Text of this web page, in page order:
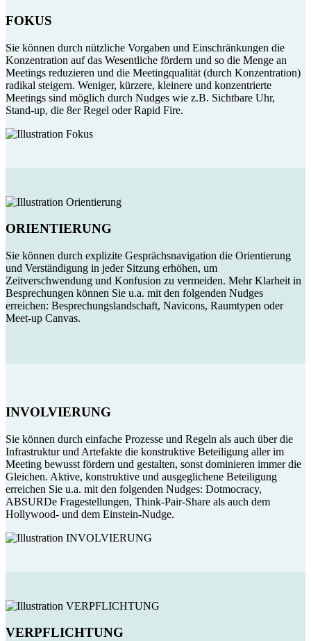
FOKUS
Sie können durch nützliche Vorgaben und Einschränkungen die
Konzentration auf das Wesentliche fördern und so die Menge an
Meetings reduzieren und die Meetingqualität (durch Konzentration)
radikal steigern. Weniger, kürzere, kleinere und konzentrierte
Meetings sind möglich durch Nudges wie z.B. Sichtbare Uhr,
Stand-up, die 8er Regel oder Rapid Fire.
ORIENTIERUNG
Sie können durch explizite Gesprächsnavigation die Orientierung
und Verständigung in jeder Sitzung erhöhen, um
Zeitverschwendung und Konfusion zu vermeiden. Mehr Klarheit in
Besprechungen können Sie u.a. mit den folgenden Nudges
erreichen: Besprechungslandschaft, Navicons, Raumtypen oder
Meet-up Canvas.
INVOLVIERUNG
Sie können durch einfache Prozesse und Regeln als auch über die
Infrastruktur und Artefakte die konstruktive Beteiligung aller im
Meeting bewusst fördern und gestalten, sonst dominieren immer die
Gleichen. Aktive, konstruktive und ausgeglichene Beteiligung
erreichen Sie u.a. mit den folgenden Nudges: Dotmocracy,
ABSURDe Fragestellungen, Think-Pair-Share als auch dem
Hollywood- und dem Einstein-Nudge.
VERPFLICHTUNG